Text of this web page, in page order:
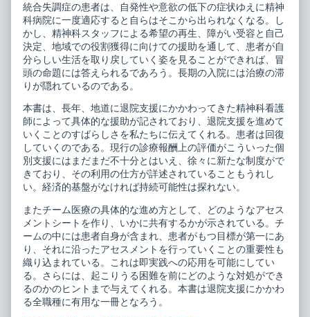
統合失調症の患者は、自発性や意欲の低下の症状ゆえに精神
科病院に一度適応すると自らはそこから出られなくなる。し
かし、精神科スタッフによる希望の再生、障がい受容と自己
決定、地域での役割獲得に向けての援助を通して、患者が自
分らしい生活を取り戻していく姿を見ることができれば、冒
頭の命題には答えられるであろう。長期の入院には治療の滞
りが隠れているのである。
本書は、長年、地道に退院支援にかかわってきた精神科看護
師によって具体的な援助が記されており、退院支援を進めて
いくことのすばらしさを私たちに伝えてくれる。患者は回復
していくのである。現行の診療報酬上の評価がこういった個
別支援にはまだまだ不十分とはいえ、徐々に新たな制度がで
きており、その利用の仕方が詳述されていることもうれし
い。経済的基盤がなければ持続可能性は探れない。
またチーム医療の具体的な進め方として、どのようなアセス
メントシートを作り、いかに共有するかが示されている。チ
ームの中には患者自身が含まれ、患者がもつ目標が第一にあ
り、それに沿ったアセスメントを行っていくことの重要性も
織り込まれている。これは即実践への応用を可能にしてい
る。さらには、起こりうる困難を前にどのような対処ができ
るのかのヒントまで与えてくれる。本書は退院支援にかかわ
る全職種に有用な一冊となろう。